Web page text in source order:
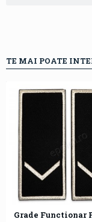
TE MAI POATE